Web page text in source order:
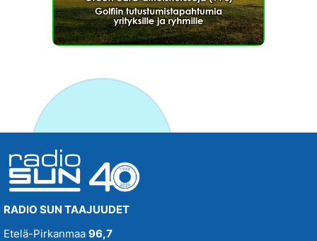
RADIO SUN TAAJUUDET
Etelä-Pirkanmaa 96,7